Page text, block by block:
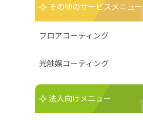
その他のサービスメニュー
フロアコーティング
光触媒コーティング
法人向けメニュー